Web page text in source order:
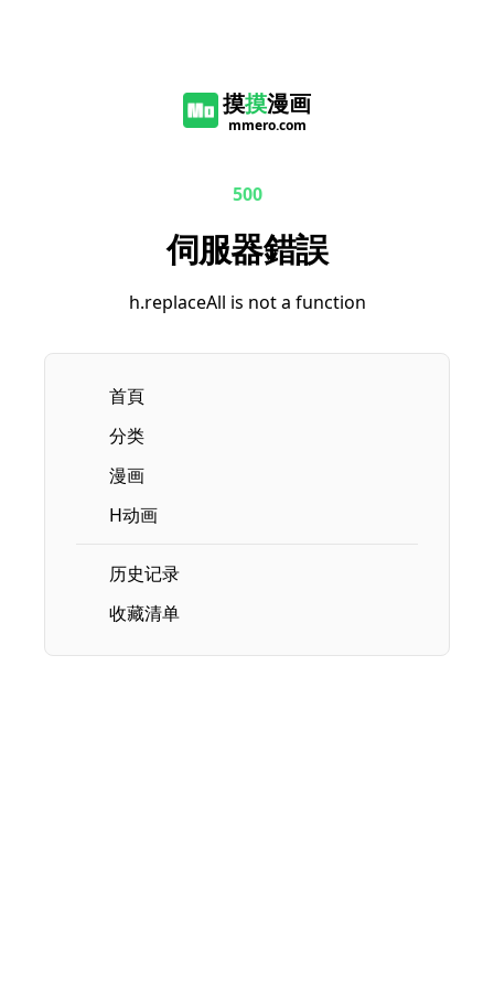
摸摸漫画
mmero.com
500
伺服器錯誤
h.replaceAll is not a function
首頁
分类
漫画
H动画
历史记录
收藏清单